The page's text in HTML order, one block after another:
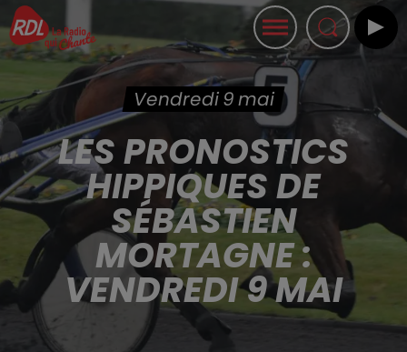
Vendredi 9 mai
LES PRONOSTICS
HIPPIQUES DE
SÉBASTIEN
MORTAGNE :
VENDREDI 9 MAI